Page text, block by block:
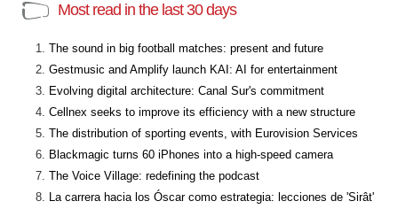
Most read in the last 30 days
The sound in big football matches: present and future
Gestmusic and Amplify launch KAI: AI for entertainment
Evolving digital architecture: Canal Sur's commitment
Cellnex seeks to improve its efficiency with a new structure
The distribution of sporting events, with Eurovision Services
Blackmagic turns 60 iPhones into a high-speed camera
The Voice Village: redefining the podcast
La carrera hacia los Óscar como estrategia: lecciones de 'Sirât'